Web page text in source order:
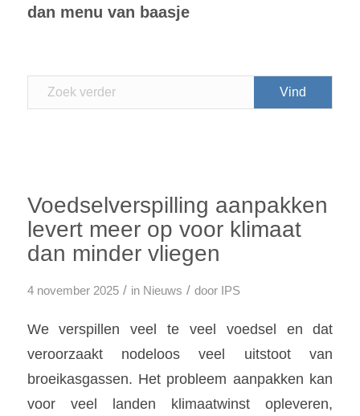
dan menu van baasje
Voedselverspilling aanpakken
levert meer op voor klimaat
dan minder vliegen
4 november 2025 / in Nieuws / door IPS
We verspillen veel te veel voedsel en dat
veroorzaakt nodeloos veel uitstoot van
broeikasgassen. Het probleem aanpakken kan
voor veel landen klimaatwinst opleveren,